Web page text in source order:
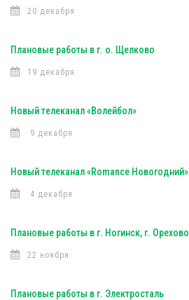
20 декабря
Плановые работы в г. о. Щелково
19 декабря
Новый телеканал «Волейбол»
9 декабря
Новый телеканал «Romance Новогодний»
4 декабря
Плановые работы в г. Ногинск, г.
22 ноября
Плановые работы в г. Электросталь